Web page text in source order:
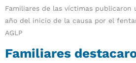
Familiares de las víctimas publicaron
año del inicio de la causa por el
AGLP
Familiares